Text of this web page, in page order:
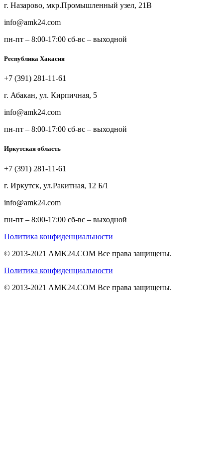
г. Назарово, мкр.Промышленный узел, 21В
info@amk24.com
пн-пт – 8:00-17:00 сб-вс – выходной
Республика Хакасия
+7 (391) 281-11-61
г. Абакан, ул. Кирпичная, 5
info@amk24.com
пн-пт – 8:00-17:00 сб-вс – выходной
Иркутская область
+7 (391) 281-11-61
г. Иркутск, ул.Ракитная, 12 Б/1
info@amk24.com
пн-пт – 8:00-17:00 сб-вс – выходной
Политика конфиденциальности
© 2013-2021 AMK24.COM Все права защищены.
Политика конфиденциальности
© 2013-2021 AMK24.COM Все права защищены.